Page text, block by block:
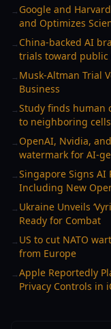
→ Google and
and Optimizes
→ China-backed AI
trials toward
→ Musk-Altman Trial
Business
→Study finds human
to neighboring cells
→ OpenAI, Nvidia,
watermark for AI-
→Singapore Signs AI
Including New
→ Ukraine Unveils
Ready for Combat
→ US to cut NATO
from Europe
→Apple Reportedly
Privacy Controls in